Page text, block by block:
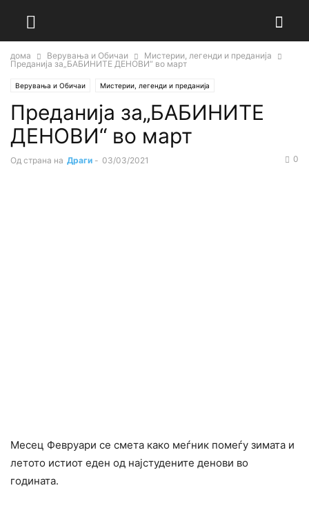
дома Верувања и Обичаи
Мистерии, легенди и преданија
Преданија за„БАБИНИТЕ ДЕНОВИ“ во март
Верувања и Обичаи Мистерии, легенди и преданија
Преданија за„БАБИНИТЕ
ДЕНОВИ“ во март
Од страна на Драги - 03/03/2021 0
Месец Февруари се смета како меѓник помеѓу зимата и
летото истиот еден од најстудените денови во
годината.